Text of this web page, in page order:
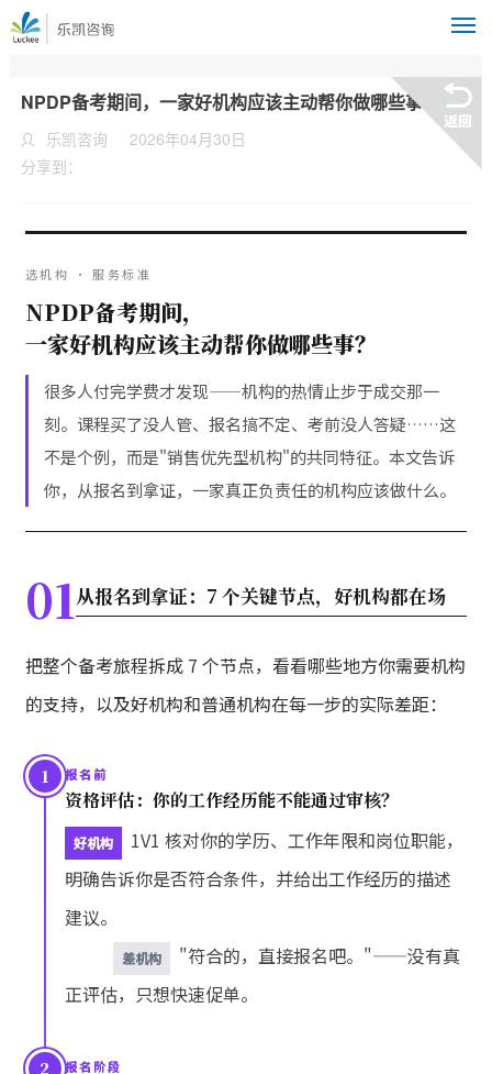
NPDP备考期间，一家好机构应该主动帮你做哪些事？
乐凯咨询
2026年04月30日
分享到：
选机构 · 服务标准
NPDP备考期间，
一家好机构应该主动帮你做哪些事？
很多人付完学费才发现——机构的热情止步于成交那一
刻。课程买了没人管、报名搞不定、考前没人答疑……这
不是个例，而是"销售优先型机构"的共同特征。本文告诉
你，从报名到拿证，一家真正负责任的机构应该做什么。
01从报名到拿证：7 个关键节点，好机构都在场
把整个备考旅程拆成 7 个节点，看看哪些地方你需要机构
的支持，以及好机构和普通机构在每一步的实际差距：
1 报名前
资格评估：你的工作经历能不能通过审核？
好机构
1V1 核对你的学历、工作年限和岗位职能，
明确告诉你是否符合条件，并给出工作经历的描述
建议。
差机构
"符合的，直接报名吧。"——没有真
正评估，只想快速促单。
2 报名阶段